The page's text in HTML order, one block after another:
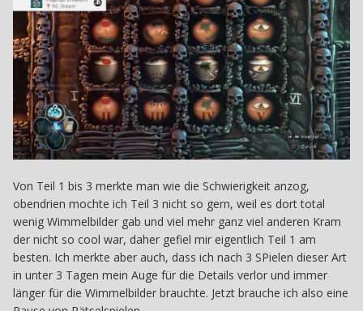
Von Teil 1 bis 3 merkte man wie die Schwierigkeit anzog,
obendrien mochte ich Teil 3 nicht so gern, weil es dort total
wenig Wimmelbilder gab und viel mehr ganz viel anderen Kram
der nicht so cool war, daher gefiel mir eigentlich Teil 1 am
besten. Ich merkte aber auch, dass ich nach 3 SPielen dieser Art
in unter 3 Tagen mein Auge für die Details verlor und immer
länger für die Wimmelbilder brauchte. Jetzt brauche ich also eine